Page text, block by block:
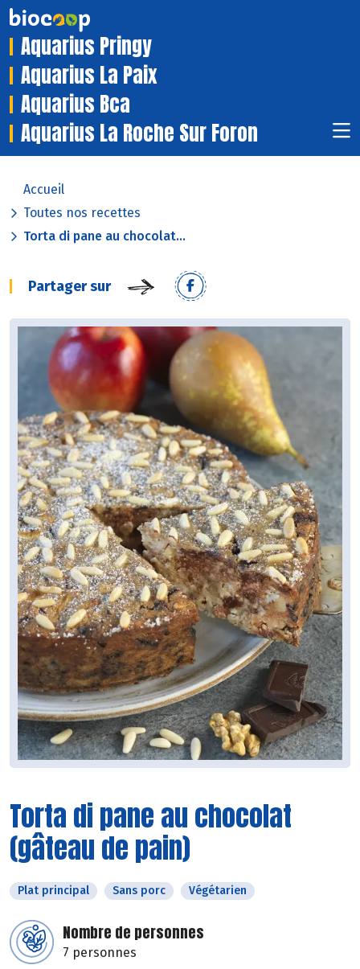
Aquarius Pringy
Aquarius La Paix
Aquarius Bca
Aquarius La Roche Sur Foron
Accueil
Toutes nos recettes
Torta di pane au chocolat...
Partager sur
Torta di pane au chocolat
(gâteau de pain)
Plat principal Sans porc Végétarien
Nombre de personnes
7 personnes